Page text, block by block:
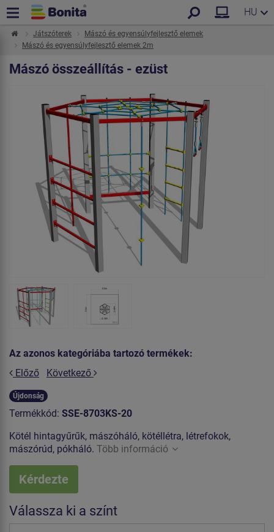
HU
Játszóterek
Mászó és egyensúlyfejlesztő elemek
Mászó és egyensúlyfejlesztő elemek 2m
Mászó összeállítás - ezüst
Az azonos kategóriába tartozó termékek:
Előző
Következő
Újdonság
Termékkód: SSE-8703KS-20
Kötél hintagyűrűk, mászóháló, kötéllétra, létrefokok,
mászórúd, pókháló. Több információ
Kérdezte
Válassza ki a színt